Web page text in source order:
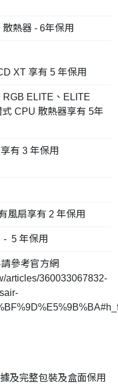
熱器 - 6年保用
XT 享有 5 年保用
ELITE、ELITE
CPU 散熱器享有 5年
有 3 年保用
風扇享有 2 年保用
- 5 年保用
參考官方網
articles/360033067832-
及完整包裝及盒面保用